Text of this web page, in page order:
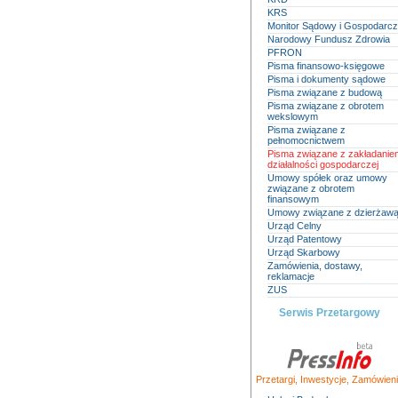
KRS
Monitor Sądowy i
Narodowy Fundusz Zdrowia
PFRON
Pisma finansowo-księgowe
Pisma i dokumenty sądowe
Pisma związane z budową
Pisma związane z obrotem
wekslowym
Pisma związane z
pełnomocnictwem
Pisma związane z
działalności gospodarczej
Umowy spółek oraz umowy
związane z obrotem
finansowym
Umowy związane z dzierżawą
Urząd Celny
Urząd Patentowy
Urząd Skarbowy
Zamówienia, dostawy,
reklamacje
ZUS
Serwis Przetargowy
Przetargi, Inwestycje,